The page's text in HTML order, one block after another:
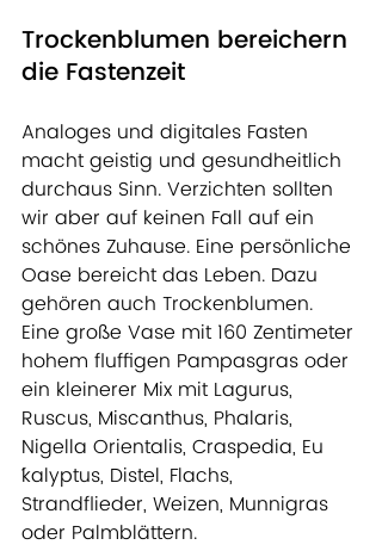
Trockenblumen bereichern
die Fastenzeit
Analoges und digitales Fasten
macht geistig und gesundheitlich
durchaus Sinn. Verzichten sollten
wir aber auf keinen Fall auf ein
schönes Zuhause. Eine persönliche
Oase bereicht das Leben. Dazu
gehören auch Trockenblumen.
Eine große Vase mit 160 Zentimeter
hohem fluffigen Pampasgras oder
ein kleinerer Mix mit Lagurus,
Ruscus, Miscanthus, Phalaris,
Nigella Orientalis, Craspedia, Eu
´kalyptus, Distel, Flachs,
Strandflieder, Weizen, Munnigras
oder Palmblättern.